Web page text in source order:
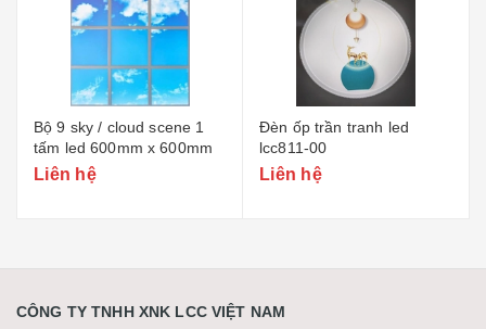
Bộ 9 sky / cloud scene 1
tấm led 600mm x 600mm
Liên hệ
Đèn ốp trần tranh led
lcc811-00
Liên hệ
CÔNG TY TNHH XNK LCC VIỆT NAM